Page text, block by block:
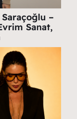
–
Sanat,